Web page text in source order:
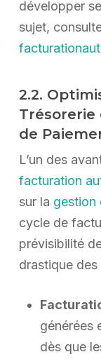
développer
sujet,
2.2.
Trésorerie
de
L’un des
facturation
sur la gestion
cycle de
prévisibilité
drastique des
générées
dès que